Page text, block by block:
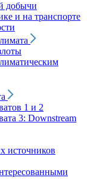
добычи
и на транспорте
1 и 2
3: Downstream
источников